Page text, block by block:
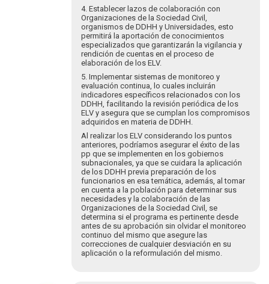
4. Establecer lazos de colaboración con
Organizaciones de la Sociedad Civil,
organismos de DDHH y Universidades, esto
permitirá la aportación de conocimientos
especializados que garantizarán la vigilancia y
rendición de cuentas en el proceso de
elaboración de los ELV.
5. Implementar sistemas de monitoreo y
evaluación continua, lo cuales incluirán
indicadores específicos relacionados con los
DDHH, facilitando la revisión periódica de los
ELV y asegura que se cumplan los compromisos
adquiridos en materia de DDHH.
Al realizar los ELV considerando los puntos
anteriores, podríamos asegurar el éxito de las
pp que se implementen en los gobiernos
subnacionales, ya que se cuidara la aplicación
de los DDHH previa preparación de los
funcionarios en esa temática, además, al tomar
en cuenta a la población para determinar sus
necesidades y la colaboración de las
Organizaciones de la Sociedad Civil, se
determina si el programa es pertinente desde
antes de su aprobación sin olvidar el monitoreo
continuo del mismo que asegure las
correcciones de cualquier desviación en su
aplicación o la reformulación del mismo.